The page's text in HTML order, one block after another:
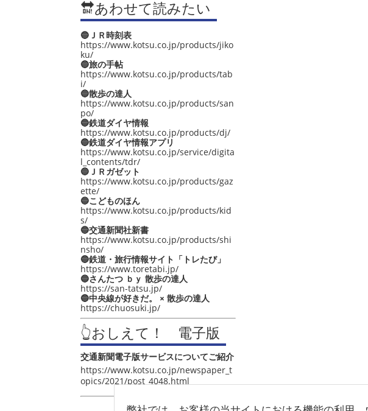
🔛あわせて読みたい
🔵ＪＲ時刻表
https://www.kotsu.co.jp/products/jiko
ku/
🔵旅の手帖
https://www.kotsu.co.jp/products/tab
i/
🔵散歩の達人
https://www.kotsu.co.jp/products/san
po/
🔵鉄道ダイヤ情報
https://www.kotsu.co.jp/products/dj/
🔵鉄道ダイヤ情報アプリ
https://www.kotsu.co.jp/service/digita
l_contents/tdr/
🔵ＪＲガゼット
https://www.kotsu.co.jp/products/gaz
ette/
🔵こどものほん
https://www.kotsu.co.jp/products/kid
s/
🔵交通新聞社新書
https://www.kotsu.co.jp/products/shi
nsho/
🔵鉄道・旅行情報サイト「トレたび」
https://www.toretabi.jp/
🔵さんたつ ｂｙ 散歩の達人
https://san-tatsu.jp/
🔵中央線が好きだ。 × 散歩の達人
https://chuosuki.jp/
👆おしえて！ 電子版
交通新聞電子版サービスについてご紹介
https://www.kotsu.co.jp/newspaper_t
opics/2021/post_4048.html